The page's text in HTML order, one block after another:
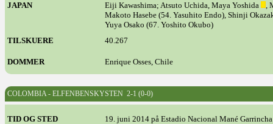
JAPAN
Eiji Kawashima; Atsuto Uchida, Maya Yoshida
,
Makoto Hasebe (54. Yasuhito Endo), Shinji
Yuya Osako (67. Yoshito Okubo)
TILSKUERE
40.267
DOMMER Enrique Osses, Chile
COLOMBIA - ELFENBENSKYSTEN 2-1 (0-0)
TID OG STED 19. juni 2014 på Estadio Nacional Mané